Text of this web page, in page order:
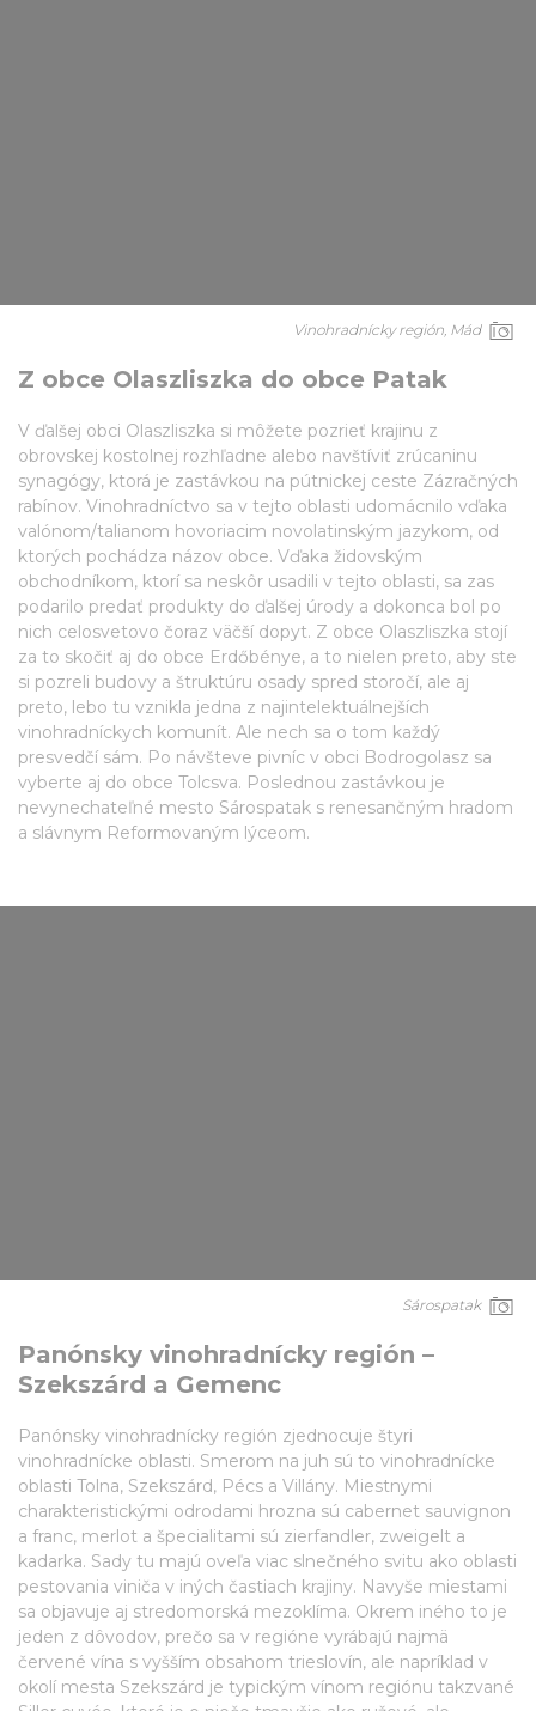
Vinohradnícky región, Mád
Z obce Olaszliszka do obce Patak
V ďalšej obci Olaszliszka si môžete pozrieť krajinu z
obrovskej kostolnej rozhľadne alebo navštíviť zrúcaninu
synagógy, ktorá je zastávkou na pútnickej ceste Zázračných
rabínov. Vinohradníctvo sa v tejto oblasti udomácnilo vďaka
valónom/talianom hovoriacim novolatinským jazykom, od
ktorých pochádza názov obce. Vďaka židovským
obchodníkom, ktorí sa neskôr usadili v tejto oblasti, sa zas
podarilo predať produkty do ďalšej úrody a dokonca bol po
nich celosvetovo čoraz väčší dopyt. Z obce Olaszliszka stojí
za to skočiť aj do obce Erdőbénye, a to nielen preto, aby ste
si pozreli budovy a štruktúru osady spred storočí, ale aj
preto, lebo tu vznikla jedna z najintelektuálnejších
vinohradníckych komunít. Ale nech sa o tom každý
presvedčí sám. Po návšteve pivníc v obci Bodrogolasz sa
vyberte aj do obce Tolcsva. Poslednou zastávkou je
nevynechateľné mesto Sárospatak s renesančným hradom
a slávnym Reformovaným lýceom.
Sárospatak
Panónsky vinohradnícky región –
Szekszárd a Gemenc
Panónsky vinohradnícky región zjednocuje štyri
vinohradnícke oblasti. Smerom na juh sú to vinohradnícke
oblasti Tolna, Szekszárd, Pécs a Villány. Miestnymi
charakteristickými odrodami hrozna sú cabernet sauvignon
a franc, merlot a špecialitami sú zierfandler, zweigelt a
kadarka. Sady tu majú oveľa viac slnečného svitu ako oblasti
pestovania viniča v iných častiach krajiny. Navyše miestami
sa objavuje aj stredomorská mezoklíma. Okrem iného to je
jeden z dôvodov, prečo sa v regióne vyrábajú najmä
červené vína s vyšším obsahom trieslovín, ale napríklad v
okolí mesta Szekszárd je typickým vínom regiónu takzvané